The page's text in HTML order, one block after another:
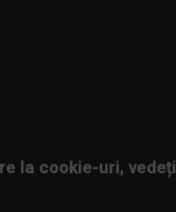
la cookie-uri, vedeți